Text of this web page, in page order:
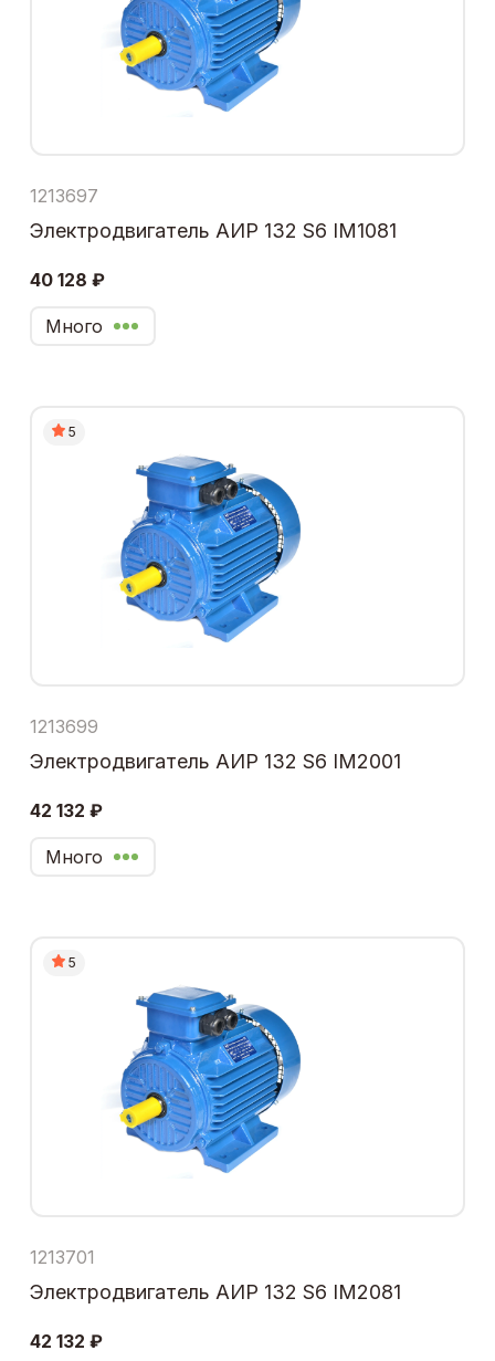
1213697
Электродвигатель АИР 132 S6 IM1081
40 128 ₽
Много
5
1213699
Электродвигатель АИР 132 S6 IM2001
42 132 ₽
Много
5
1213701
Электродвигатель АИР 132 S6 IM2081
42 132 ₽